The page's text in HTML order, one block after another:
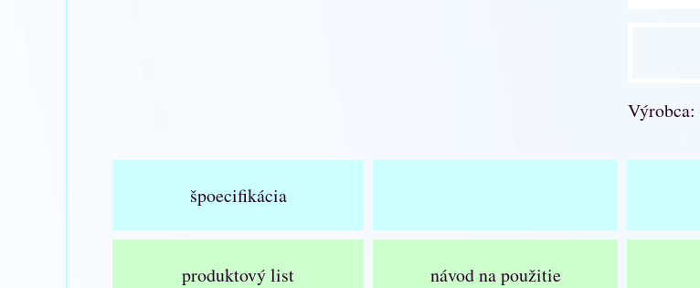
Výrobca:
špoecifikácia
produktový list návod na použitie